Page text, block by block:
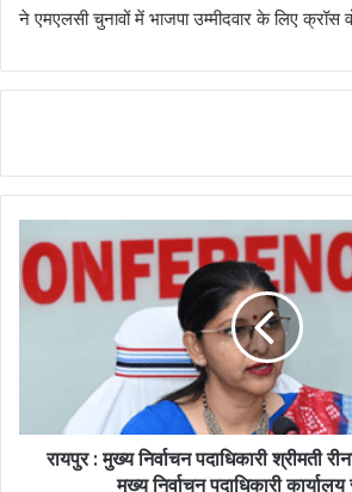
ने एमएलसी चुनावों में भाजपा उम्मीदवार के लिए क्रॉस
रायपुर : मुख्य निर्वाचन पदाधिकारी श्रीमती
मुख्य निर्वाचन पदाधिकारी